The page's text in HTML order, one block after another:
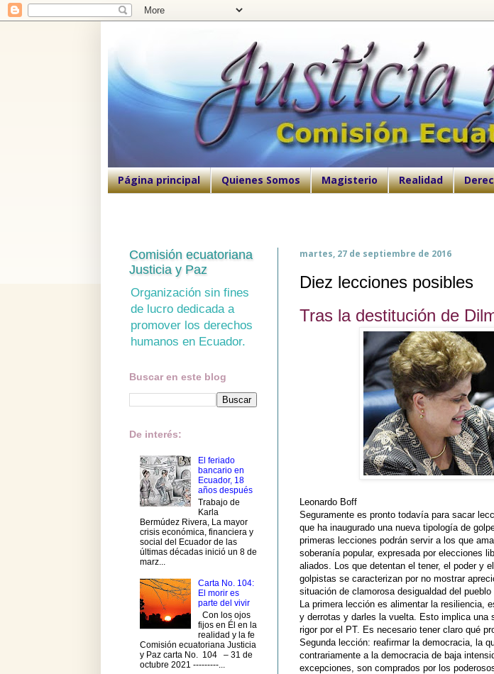
Página principal Quienes Somos Magisterio Realidad
martes, 27 de septiembre de 2016
Diez lecciones posibles
Tras la destitución de
Leonardo Boff
Seguramente es pronto todavía para sacar
que ha inaugurado una nueva tipología de
primeras lecciones podrán servir a los que
soberanía popular, expresada por elecciones
aliados. Los que detentan el tener, el poder y
golpistas se caracterizan por no mostrar
situación de clamorosa desigualdad del pueblo
La primera lección es alimentar la resiliencia,
y derrotas y darles la vuelta. Esto implica una
rigor por el PT. Es necesario tener claro qué
Segunda lección: reafirmar la democracia, la
contrariamente a la democracia de baja
excepciones, son comprados por los
Comisión ecuatoriana
Justicia y Paz
Organización sin fines
de lucro dedicada a
promover los derechos
humanos en Ecuador.
Buscar en este blog
De interés:
El feriado
bancario en
Ecuador, 18
años después
Trabajo de
Karla
Bermúdez Rivera, La mayor
crisis económica, financiera y
social del Ecuador de las
últimas décadas inició un 8 de
marz...
Carta No. 104:
El morir es
parte del vivir
Con los ojos
fijos en Él en la
realidad y la fe
Comisión ecuatoriana Justicia
y Paz carta No. 104 – 31 de
octubre 2021 ---------...